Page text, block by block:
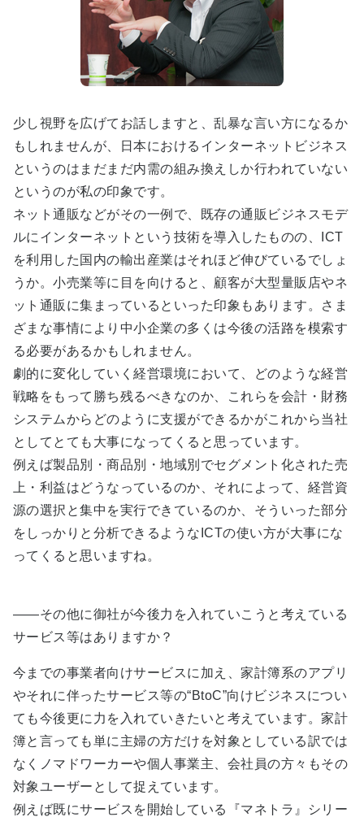
少し視野を広げてお話しますと、乱暴な言い方になるか
もしれませんが、日本におけるインターネットビジネス
というのはまだまだ内需の組み換えしか行われていない
というのが私の印象です。
ネット通販などがその一例で、既存の通販ビジネスモデ
ルにインターネットという技術を導入したものの、ICT
を利用した国内の輸出産業はそれほど伸びているでしょ
うか。小売業等に目を向けると、顧客が大型量販店やネ
ット通販に集まっているといった印象もあります。さま
ざまな事情により中小企業の多くは今後の活路を模索す
る必要があるかもしれません。
劇的に変化していく経営環境において、どのような経営
戦略をもって勝ち残るべきなのか、これらを会計・財務
システムからどのように支援ができるかがこれから当社
としてとても大事になってくると思っています。
例えば製品別・商品別・地域別でセグメント化された売
上・利益はどうなっているのか、それによって、経営資
源の選択と集中を実行できているのか、そういった部分
をしっかりと分析できるようなICTの使い方が大事にな
ってくると思いますね。
――その他に御社が今後力を入れていこうと考えている
サービス等はありますか？
今までの事業者向けサービスに加え、家計簿系のアプリ
やそれに伴ったサービス等の“BtoC”向けビジネスについ
ても今後更に力を入れていきたいと考えています。家計
簿と言っても単に主婦の方だけを対象としている訳では
なくノマドワーカーや個人事業主、会社員の方々もその
対象ユーザーとして捉えています。
例えば既にサービスを開始している『マネトラ』シリー